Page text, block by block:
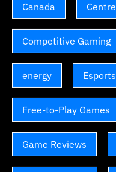
Canada Centre
Competitive Gaming
energy Esports
Free-to-Play Games
Game Reviews